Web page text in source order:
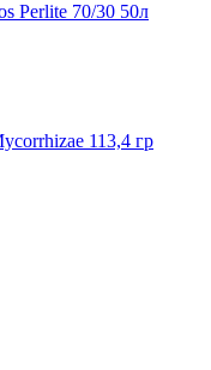
Perlite 70/30 50л
113,4 гр